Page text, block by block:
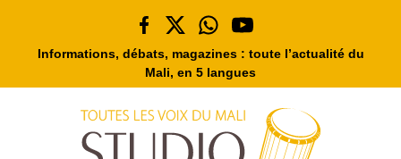
Informations, débats, magazines : toute l’actualité du
Mali, en 5 langues